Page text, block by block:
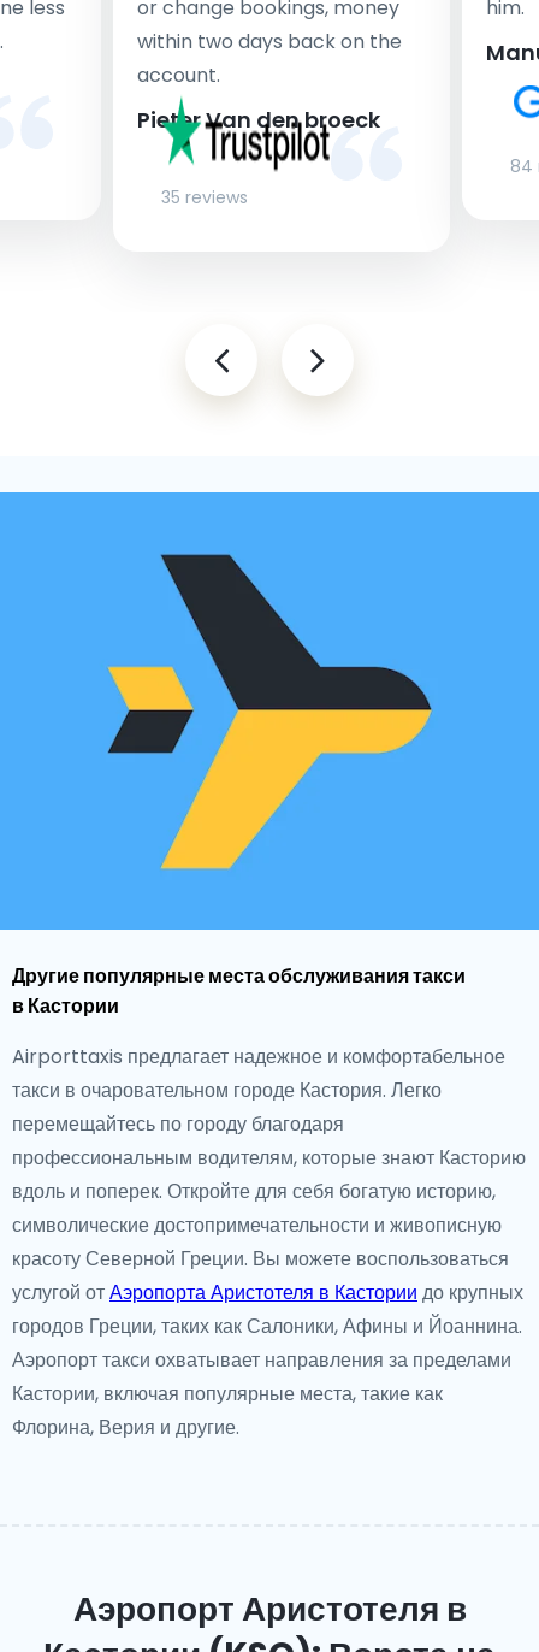
less
or change bookings, money
within two days back on the
account.
Pieter Van den broeck
35 reviews
him.
84
Другие популярные места обслуживания такси
в Кастории
Airporttaxis предлагает надежное и комфортабельное
такси в очаровательном городе Кастория. Легко
перемещайтесь по городу благодаря
профессиональным водителям, которые знают Касторию
вдоль и поперек. Откройте для себя богатую историю,
символические достопримечательности и живописную
красоту Северной Греции. Вы можете воспользоваться
услугой отАэропорта Аристотеля в Кастории до крупных
городов Греции, таких как Салоники, Афины и Йоаннина.
Аэропорт такси охватывает направления за пределами
Кастории, включая популярные места, такие как
Флорина, Верия и другие.
Аэропорт Аристотеля в